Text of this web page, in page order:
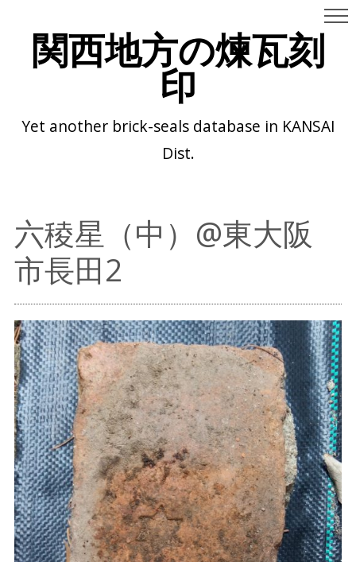
関西地方の煉瓦刻
印
Yet another brick-seals database in KANSAI
Dist.
六稜星（中）@東大阪
市長田2